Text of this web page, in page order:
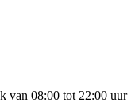
van 08:00 tot 22:00 uur